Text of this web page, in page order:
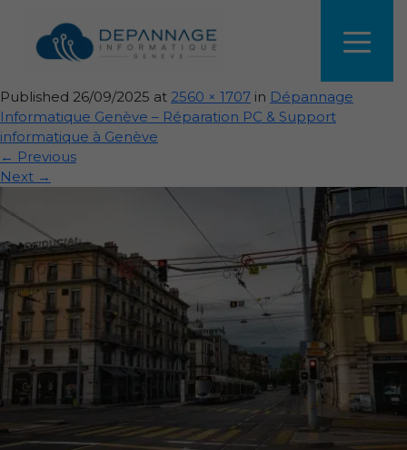
Rue urbaine avec tramway et
bâtiments anciens
Published 26/09/2025 at 2560 × 1707 in Dépannage
Informatique Genève – Réparation PC & Support
informatique à Genève
← Previous
Next →